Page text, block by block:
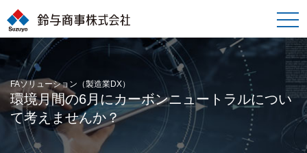
toggle
FAソリューション（製造業DX）
環境月間の6月にカーボンニュートラルについ
て考えませんか？